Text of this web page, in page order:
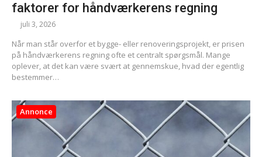
faktorer for håndværkerens regning
juli 3, 2026
Når man står overfor et bygge- eller renoveringsprojekt, er prisen
på håndværkerens regning ofte et centralt spørgsmål. Mange
oplever, at det kan være svært at gennemskue, hvad der egentlig
bestemmer…
Annonce